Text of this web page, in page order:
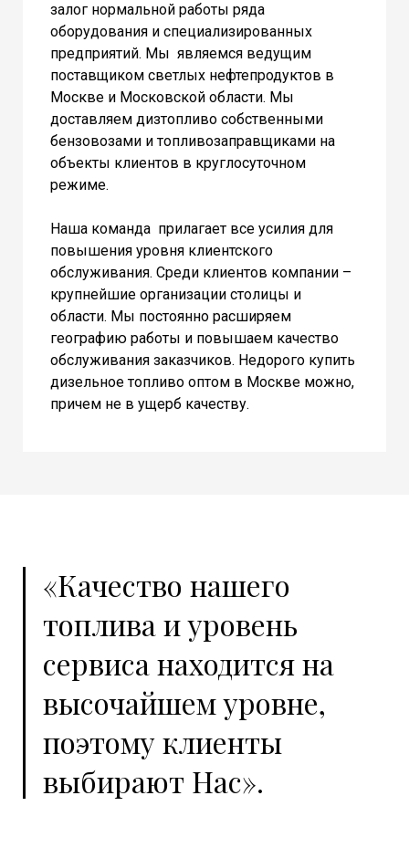
залог нормальной работы ряда
оборудования и специализированных
предприятий. Мы являемся ведущим
поставщиком светлых нефтепродуктов в
Москве и Московской области. Мы
доставляем дизтопливо собственными
бензовозами и топливозаправщиками на
объекты клиентов в круглосуточном
режиме.
Наша команда прилагает все усилия для
повышения уровня клиентского
обслуживания. Среди клиентов компании –
крупнейшие организации столицы и
области. Мы постоянно расширяем
географию работы и повышаем качество
обслуживания заказчиков. Недорого купить
дизельное топливо оптом в Москве можно,
причем не в ущерб качеству.
«Качество нашего
топлива и уровень
сервиса находится на
высочайшем уровне,
поэтому клиенты
выбирают Нас».